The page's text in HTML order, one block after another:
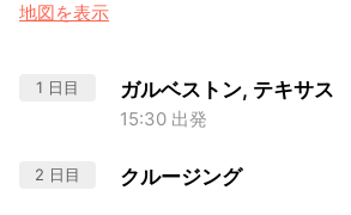
地図を表示
1 日目 ガルベストン, テキサス
15:30 出発
2 日目 クルージング